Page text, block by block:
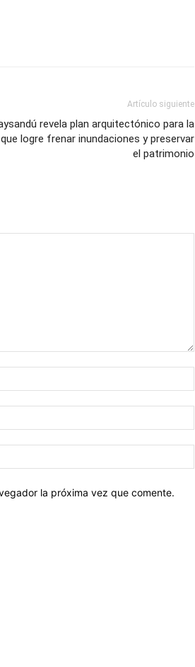
Artículo siguiente
revela plan arquitectónico para la
logre frenar inundaciones y preservar
el patrimonio
la próxima vez que comente.